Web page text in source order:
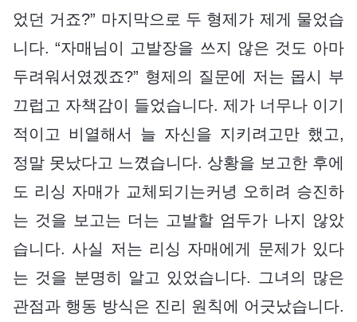
었던 거죠?” 마지막으로 두 형제가 제게 물었습
니다. “자매님이 고발장을 쓰지 않은 것도 아마
두려워서였겠죠?” 형제의 질문에 저는 몹시 부
끄럽고 자책감이 들었습니다. 제가 너무나 이기
적이고 비열해서 늘 자신을 지키려고만 했고,
정말 못났다고 느꼈습니다. 상황을 보고한 후에
도 리싱 자매가 교체되기는커녕 오히려 승진하
는 것을 보고는 더는 고발할 엄두가 나지 않았
습니다. 사실 저는 리싱 자매에게 문제가 있다
는 것을 분명히 알고 있었습니다. 그녀의 많은
관점과 행동 방식은 진리 원칙에 어긋났습니다.